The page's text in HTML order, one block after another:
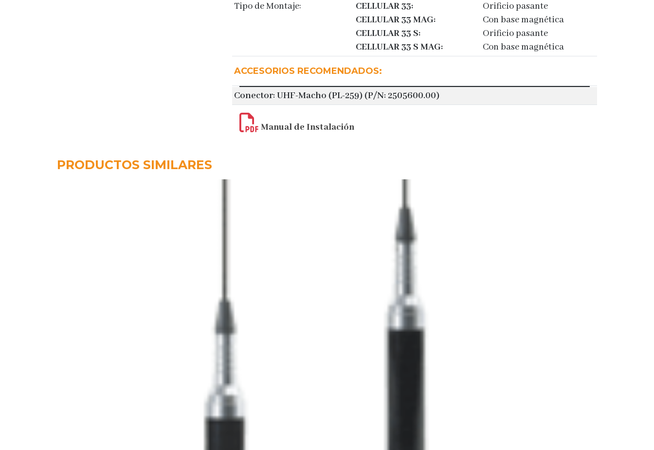
Tipo de Montaje:
CELLULAR 33:
Orificio pasante
CELLULAR 33 MAG:
Con base magnética
CELLULAR 33 S:
Orificio pasante
CELLULAR 33 S MAG:
Con base magnética
ACCESORIOS RECOMENDADOS:
Conector: UHF-Macho (PL-259) (P/N: 2505600.00)
Manual de Instalación
PRODUCTOS SIMILARES